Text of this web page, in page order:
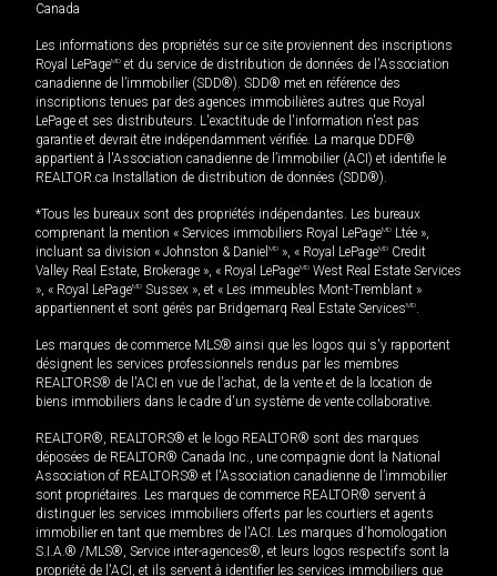
Canada
Les informations des propriétés sur ce site proviennent des inscriptions
Royal LePageMD et du service de distribution de données de l'Association
canadienne de l’immobilier (SDD®). SDD® met en référence des
inscriptions tenues par des agences immobilières autres que Royal
LePage et ses distributeurs. L'exactitude de l'information n'est pas
garantie et devrait être indépendamment vérifiée. La marque DDF®
appartient à l'Association canadienne de l’immobilier (ACI) et identifie le
REALTOR.ca Installation de distribution de données (SDD®).
*Tous les bureaux sont des propriétés indépendantes. Les bureaux
comprenant la mention « Services immobiliers Royal LePageMD Ltée »,
incluant sa division « Johnston & Daniel MD », « Royal LePageMD Credit
Valley Real Estate, Brokerage », « Royal LePageMD West Real Estate Services
», « Royal LePageMD Sussex », et « Les immeubles Mont-Tremblant »
appartiennent et sont gérés par Bridgemarq Real Estate ServicesMD.
Les marques de commerce MLS® ainsi que les logos qui s'y rapportent
désignent les services professionnels rendus par les membres
REALTORS® de l'ACI en vue de l'achat, de la vente et de la location de
biens immobiliers dans le cadre d'un système de vente collaborative.
REALTOR®, REALTORS® et le logo REALTOR® sont des marques
déposées de REALTOR® Canada Inc., une compagnie dont la National
Association of REALTORS® et l'Association canadienne de l’immobilier
sont propriétaires. Les marques de commerce REALTOR® servent à
distinguer les services immobiliers offerts par les courtiers et agents
immobilier en tant que membres de l'ACI. Les marques d'homologation
S.I.A.® /MLS®, Service inter-agences®, et leurs logos respectifs sont la
propriété de l'ACI, et ils servent à identifier les services immobiliers que